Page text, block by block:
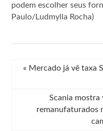
podem escolher seus
Paulo/Ludmylla Rocha)
« Mercado já vê taxa
Scania mostra
remanufaturados